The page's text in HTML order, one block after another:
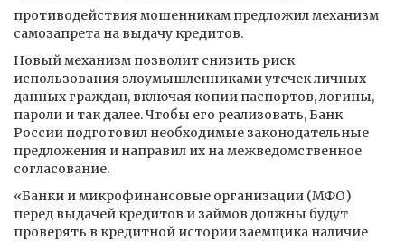
противодействия мошенникам предложил механизм
самозапрета на выдачу кредитов.
Новый механизм позволит снизить риск
использования злоумышленниками утечек личных
данных граждан, включая копии паспортов, логины,
пароли и так далее. Чтобы его реализовать, Банк
России подготовил необходимые законодательные
предложения и направил их на межведомственное
согласование.
«Банки и микрофинансовые организации (МФО)
перед выдачей кредитов и займов должны будут
проверять в кредитной истории заемщика наличие